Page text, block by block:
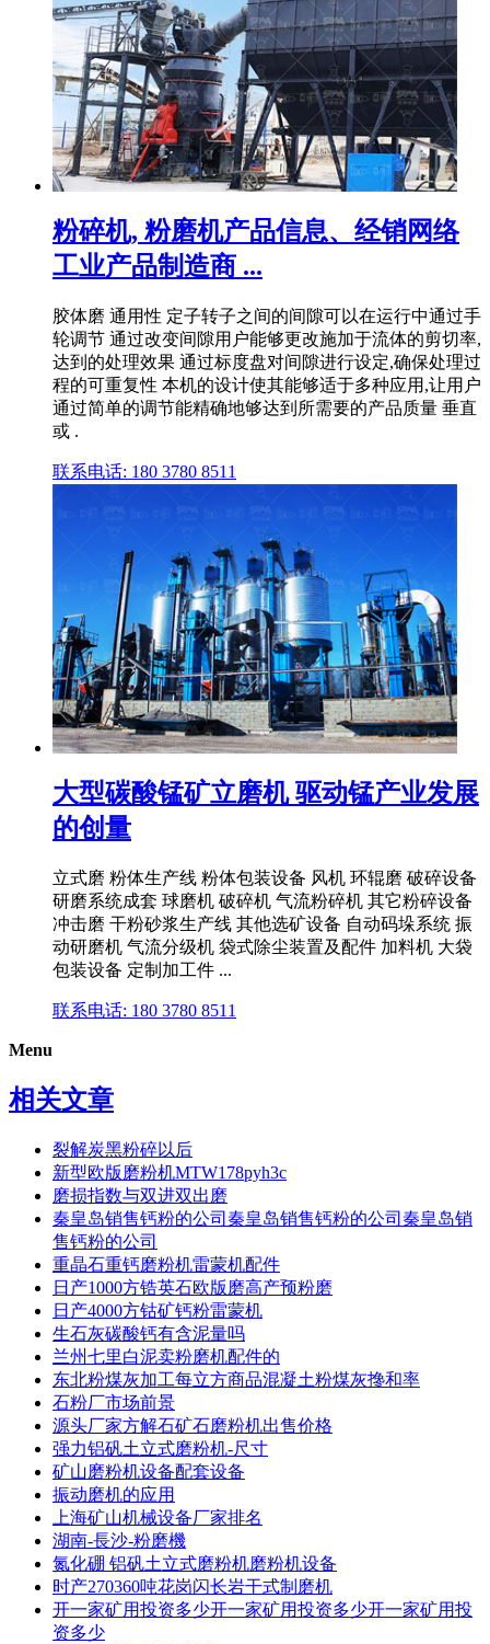
粉碎机, 粉磨机产品信息、经销网络
工业产品制造商 ...
胶体磨 通用性 定子转子之间的间隙可以在运行中通过手
轮调节 通过改变间隙用户能够更改施加于流体的剪切率,
达到的处理效果 通过标度盘对间隙进行设定,确保处理过
程的可重复性 本机的设计使其能够适于多种应用,让用户
通过简单的调节能精确地够达到所需要的产品质量 垂直
或 .
联系电话: 180 3780 8511
大型碳酸锰矿立磨机 驱动锰产业发展
的创量
立式磨 粉体生产线 粉体包装设备 风机 环辊磨 破碎设备
研磨系统成套 球磨机 破碎机 气流粉碎机 其它粉碎设备
冲击磨 干粉砂浆生产线 其他选矿设备 自动码垛系统 振
动研磨机 气流分级机 袋式除尘装置及配件 加料机 大袋
包装设备 定制加工件 ...
联系电话: 180 3780 8511
Menu
相关文章
裂解炭黑粉碎以后
新型欧版磨粉机MTW178pyh3c
磨损指数与双进双出磨
秦皇岛销售钙粉的公司秦皇岛销售钙粉的公司秦皇岛销
售钙粉的公司
重晶石重钙磨粉机雷蒙机配件
日产1000方锆英石欧版磨高产预粉磨
日产4000方钴矿钙粉雷蒙机
生石灰碳酸钙有含泥量吗
兰州七里白泥卖粉磨机配件的
东北粉煤灰加工每立方商品混凝土粉煤灰搀和率
石粉厂市场前景
源头厂家方解石矿石磨粉机出售价格
强力铝矾土立式磨粉机-尺寸
矿山磨粉机设备配套设备
振动磨机的应用
上海矿山机械设备厂家排名
湖南-長沙-粉磨機
氮化硼 铝矾土立式磨粉机磨粉机设备
时产270360吨花岗闪长岩干式制磨机
开一家矿用投资多少开一家矿用投资多少开一家矿用投
资多少